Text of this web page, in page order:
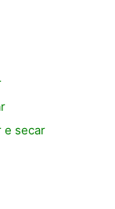
e secar